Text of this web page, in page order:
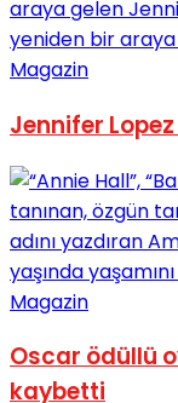
Magazin
Jennifer
Magazin
Oscar ödüllü
kaybetti